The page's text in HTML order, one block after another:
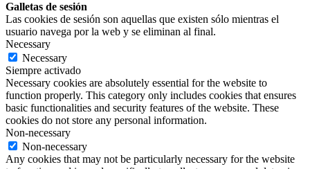
Galletas de sesión
Las cookies de sesión son aquellas que existen sólo mientras el
usuario navega por la web y se eliminan al final.
Necessary
Necessary
Siempre activado
Necessary cookies are absolutely essential for the website to
function properly. This category only includes cookies that ensures
basic functionalities and security features of the website. These
cookies do not store any personal information.
Non-necessary
Non-necessary
Any cookies that may not be particularly necessary for the website